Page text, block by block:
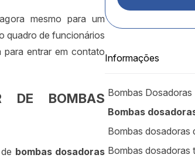
mesmo para um
quadro de funcionários
entrar em contato
DE BOMBAS
bombas dosadoras
Informações
Bombas Dosadoras
Bombas
Bombas dosadoras
Bombas dosadoras